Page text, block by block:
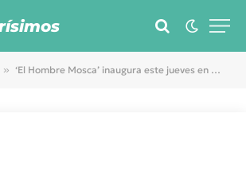
» ‘El Hombre Mosca’ inaugura este jueves en Arrecife la tercera edición del Festival Tiempos Modernos